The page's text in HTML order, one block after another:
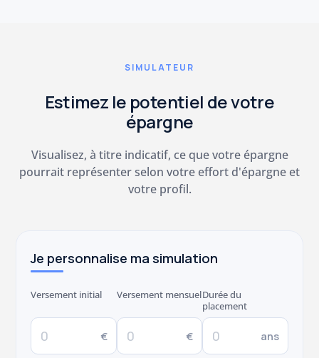
SIMULATEUR
Estimez le potentiel de votre
épargne
Visualisez, à titre indicatif, ce que votre épargne
pourrait représenter selon votre effort d'épargne et
votre profil.
Je personnalise ma simulation
Versement initial
€
Versement mensuel
€
Durée du
placement
ans